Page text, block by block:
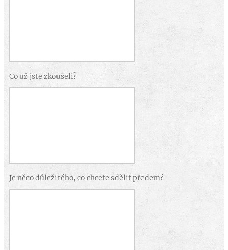
Co už jste zkoušeli?
Je něco důležitého, co chcete sdělit předem?